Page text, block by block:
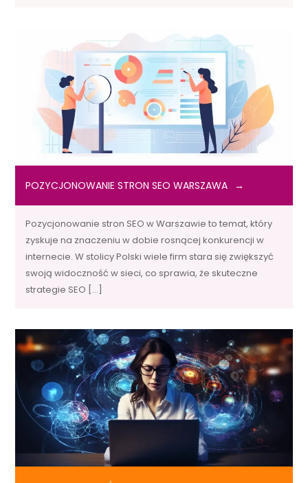
POZYCJONOWANIE STRON SEO WARSZAWA
Pozycjonowanie stron SEO w Warszawie to temat, który
zyskuje na znaczeniu w dobie rosnącej konkurencji w
internecie. W stolicy Polski wiele firm stara się zwiększyć
swoją widoczność w sieci, co sprawia, że skuteczne
strategie SEO […]